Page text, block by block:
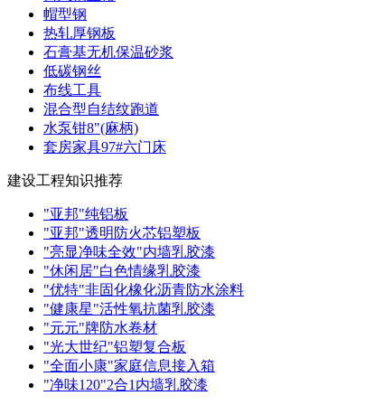
帽型钢
热轧厚钢板
石膏基无机保温砂浆
低碳钢丝
布线工具
混合型自结纹跑道
水泵钳8"(麻柄)
套房家具97#六门床
建设工程知识推荐
"亚邦"纯铝板
"亚邦"透明防火芯铝塑板
"亮显净味全效"内墙乳胶漆
"休闲居"白色情缘乳胶漆
"优特"非固化橡化沥青防水涂料
"健康星"活性氧抗菌乳胶漆
"元元"牌防水卷材
"光大世纪"铝塑复合板
"全面小康"家庭信息接入箱
"净味120"2合1内墙乳胶漆